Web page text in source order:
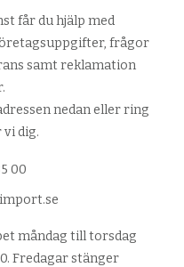
får du hjälp med
frågor
samt reklamation
nedan eller ring
vi dig.
00
måndag till torsdag
Fredagar stänger